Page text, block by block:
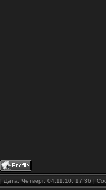
| Дата: Четверг, 04.11.10, 17:36 |